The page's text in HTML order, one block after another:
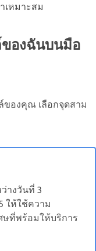
เหมาะสม
องฉันบนมือ
ของคุณ เลือกจุดสาม
างวันที่ 3
ให้ใช้ความ
ษที่พร้อมให้บริการ